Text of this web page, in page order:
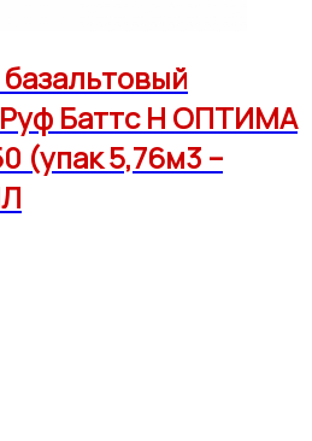
Руф Баттс Н ОПТИМА
(упак 5,76м3 –